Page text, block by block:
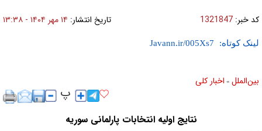
کد خبر: 1321847 تاریخ انتشار: ۱۴ مهر ۱۴۰۴ - ۱۳:۳۸
لینک کوتاه:
بين‌الملل » اخبار كلی
نتایج اولیه انتخابات پارلمانی سوریه